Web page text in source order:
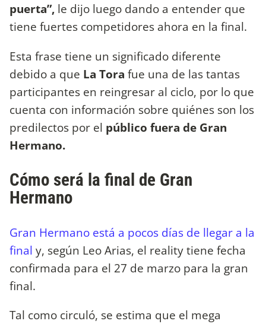
puerta”, le dijo luego dando a entender que
tiene fuertes competidores ahora en la final.
Esta frase tiene un significado diferente
debido a que La Tora fue una de las tantas
participantes en reingresar al ciclo, por lo que
cuenta con información sobre quiénes son los
predilectos por el público fuera de Gran
Hermano.
Cómo será la final de Gran
Hermano
Gran Hermano está a pocos días de llegar a la
final y, según Leo Arias, el reality tiene fecha
confirmada para el 27 de marzo para la gran
final.
Tal como circuló, se estima que el mega